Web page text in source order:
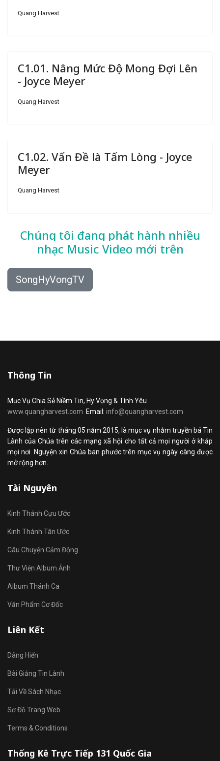
Quang Harvest
C1.01. Nâng Mức Độ Mong Đợi Lên
- Joyce Meyer
Quang Harvest
C1.02. Vấn Đề là Tấm Lòng - Joyce
Meyer
Quang Harvest
Chúng tôi đang phát hành nhiều
nhạc Music Video mới trên
SongHyVongTV
Thông Tin
Mục Vụ Chia Sẻ Niềm Tin, Hy Vọng & Tình Yêu
www.quangharvest.com Email: info@quangharvest.com
Được lập nên từ tháng 05 năm 2015, là mục vụ nhằm truyền bá Tin
Lành của Chúa trên các mạng xã hội cho tất cả mọi người ở khắp
mọi nơi. Nguyện xin Chúa ban phước trên mục vụ ngày càng được
mở rộng hơn.
Tài Nguyên
Kinh Thánh Cựu Ước
Kinh Thánh Tân Ước
Câu Chuyện Cảm Động
Thư Viện Album Ảnh
Album Thánh Ca
Văn Phẩm Cơ Đốc
Liên Kết
Dâng Hiến
Bài Giảng Tin Lành
Tải Về Sách Nhạc
Sơ Đồ Trang Web
Terms & Conditions
Thống Kê Trực Tiếp 131 Quốc Gia